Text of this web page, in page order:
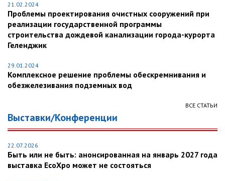
21.02.2024
Проблемы проектирования очистных сооружений при
реализации государственной программы
строительства дождевой канализации города-курорта
Геленджик
29.01.2024
Комплексное решение проблемы обескремнивания и
обезжелезивания подземных вод
ВСЕ СТАТЬИ
Выставки/Конференции
22.07.2026
Быть или не быть: анонсированная на январь 2027 года
выставка EcoXpo может не состояться